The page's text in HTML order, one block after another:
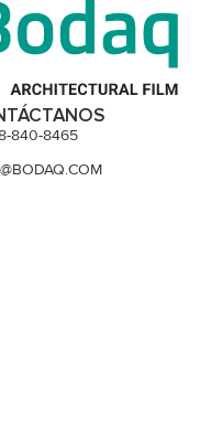
840-8465